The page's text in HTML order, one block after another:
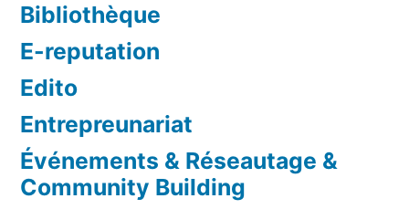
Bibliothèque
E-reputation
Edito
Entrepreunariat
Événements & Réseautage &
Community Building